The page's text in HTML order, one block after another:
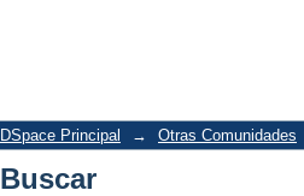
DSpace Principal → Otras Comunidades
Buscar